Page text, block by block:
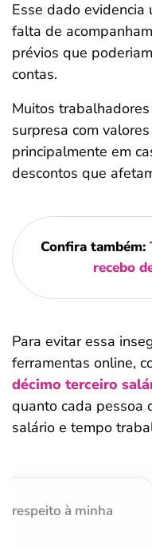
Esse dado evidencia
falta de
prévios que
contas.
Muitos
surpresa com
principalmente em
descontos que
Confira também:
recebo
Para evitar essa
ferramentas online,
décimo terceiro
quanto cada pessoa
salário e tempo
respeito à minha